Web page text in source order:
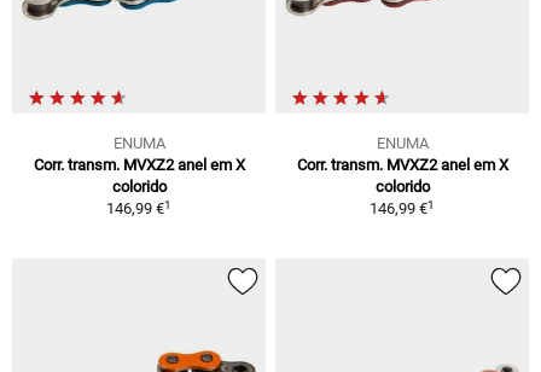
ENUMA
Corr. transm. MVXZ2 anel em X
colorido
146,99 €1
ENUMA
Corr. transm. MVXZ2 anel em X
colorido
146,99 €1